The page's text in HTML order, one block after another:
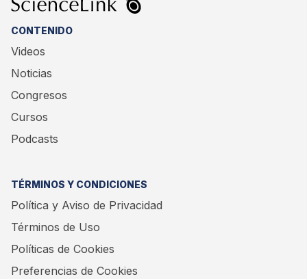
CONTENIDO
Videos
Noticias
Congresos
Cursos
Podcasts
TÉRMINOS Y CONDICIONES
Política y Aviso de Privacidad
Términos de Uso
Políticas de Cookies
Preferencias de Cookies